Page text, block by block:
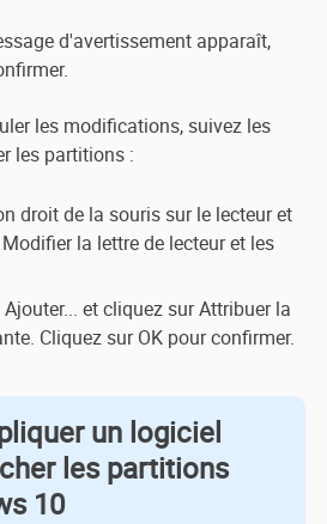
d'avertissement apparaît,
les modifications, suivez les
les partitions :
droit de la souris sur le lecteur et
la lettre de lecteur et les
et cliquez sur Attribuer la
Cliquez sur OK pour confirmer.
un logiciel
les partitions
10